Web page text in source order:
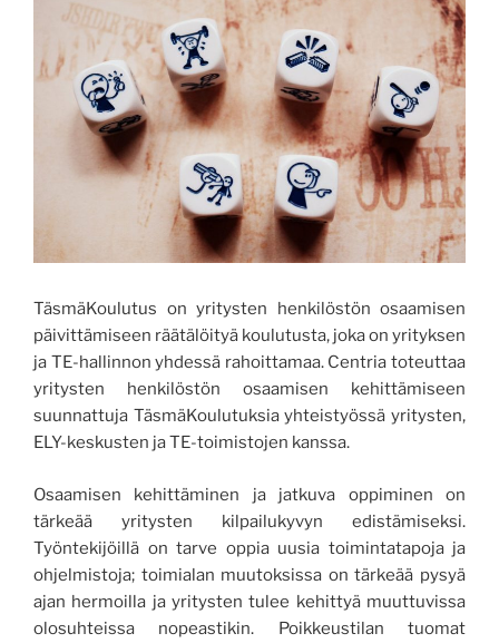
TäsmäKoulutus on yritysten henkilöstön osaamisen
päivittämiseen räätälöityä koulutusta, joka on yrityksen
ja TE-hallinnon yhdessä rahoittamaa. Centria toteuttaa
yritysten henkilöstön osaamisen kehittämiseen
suunnattuja TäsmäKoulutuksia yhteistyössä yritysten,
ELY-keskusten ja TE-toimistojen kanssa.
Osaamisen kehittäminen ja jatkuva oppiminen on
tärkeää yritysten kilpailukyvyn edistämiseksi.
Työntekijöillä on tarve oppia uusia toimintatapoja ja
ohjelmistoja; toimialan muutoksissa on tärkeää pysyä
ajan hermoilla ja yritysten tulee kehittyä muuttuvissa
olosuhteissa nopeastikin. Poikkeustilan tuomat